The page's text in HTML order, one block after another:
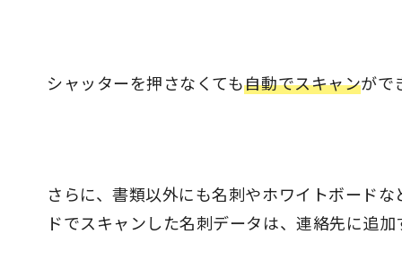
シャッターを押さなくても自動でスキャンがで
さらに、書類以外にも名刺やホワイトボード
ドでスキャンした名刺データは、連絡先に追加